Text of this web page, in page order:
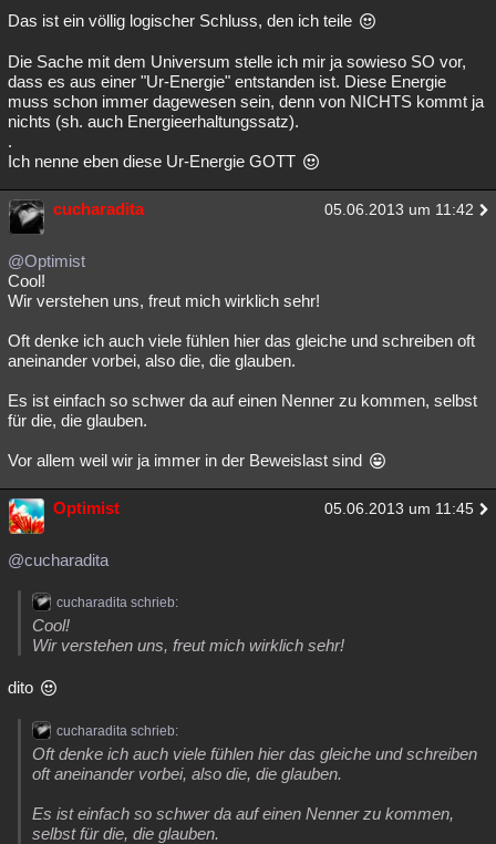
Das ist ein völlig logischer Schluss, den ich teile
Die Sache mit dem Universum stelle ich mir ja sowieso SO vor,
dass es aus einer "Ur-Energie" entstanden ist. Diese Energie
muss schon immer dagewesen sein, denn von NICHTS kommt ja
nichts (sh. auch Energieerhaltungssatz).
.
Ich nenne eben diese Ur-Energie GOTT
cucharadita 05.06.2013 um 11:42
@Optimist
Cool!
Wir verstehen uns, freut mich wirklich sehr!
Oft denke ich auch viele fühlen hier das gleiche und schreiben oft
aneinander vorbei, also die, die glauben.
Es ist einfach so schwer da auf einen Nenner zu kommen, selbst
für die, die glauben.
Vor allem weil wir ja immer in der Beweislast sind
Optimist 05.06.2013 um 11:45
@cucharadita
cucharadita schrieb:
Cool!
Wir verstehen uns, freut mich wirklich sehr!
dito
cucharadita schrieb:
Oft denke ich auch viele fühlen hier das gleiche und schreiben
oft aneinander vorbei, also die, die glauben.
Es ist einfach so schwer da auf einen Nenner zu kommen,
selbst für die, die glauben.